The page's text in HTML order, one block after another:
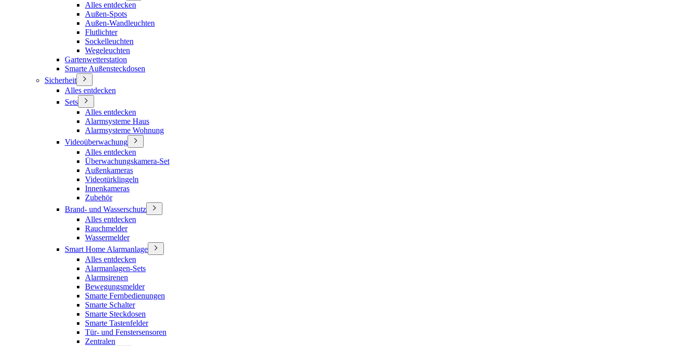
Alles entdecken
Außen-Spots
Außen-Wandleuchten
Flutlichter
Sockelleuchten
Wegeleuchten
Gartenwetterstation
Smarte Außensteckdosen
Sicherheit
Alles entdecken
Sets
Alles entdecken
Alarmsysteme Haus
Alarmsysteme Wohnung
Videoüberwachung
Alles entdecken
Überwachungskamera-Set
Außenkameras
Videotürklingeln
Innenkameras
Zubehör
Brand- und Wasserschutz
Alles entdecken
Rauchmelder
Wassermelder
Smart Home Alarmanlage
Alles entdecken
Alarmanlagen-Sets
Alarmsirenen
Bewegungsmelder
Smarte Fernbedienungen
Smarte Schalter
Smarte Steckdosen
Smarte Tastenfelder
Tür- und Fenstersensoren
Zentralen